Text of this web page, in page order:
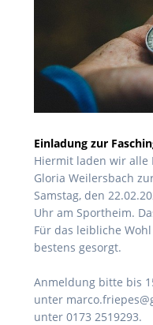
Einladung zur
Hiermit laden wir alle
Gloria Weilersbach
Samstag, den
Uhr am Sportheim.
Für das leibliche
bestens gesorgt.
Anmeldung bitte bis
unter
unter 0173 2519293.